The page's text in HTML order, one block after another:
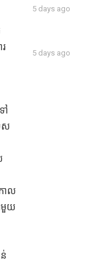
ៅ
ស
ាល
មួយ
5 days ago
5 days ago